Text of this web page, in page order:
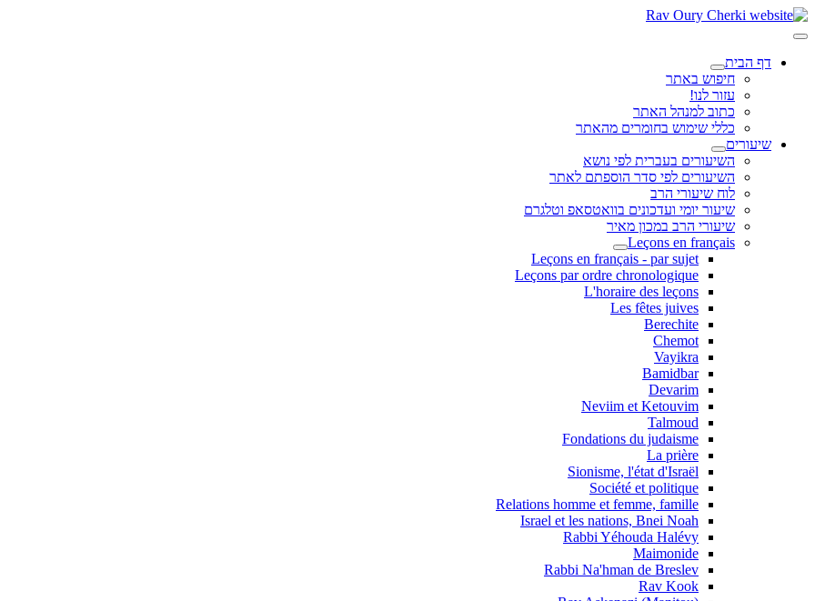
דף הבית
חיפוש באתר
עזור לנו!
כתוב למנהל האתר
כללי שימוש בחומרים מהאתר
שיעורים
השיעורים בעברית לפי נושא
השיעורים לפי סדר הוספתם לאתר
לוח שיעורי הרב
שיעור יומי ועדכונים בוואטסאפ וטלגרם
שיעורי הרב במכון מאיר
Leçons en français
Leçons en français - par sujet
Leçons par ordre chronologique
L'horaire des leçons
Les fêtes juives
Berechite
Chemot
Vayikra
Bamidbar
Devarim
Neviim et Ketouvim
Talmoud
Fondations du judaisme
La prière
Sionisme, l'état d'Israël
Société et politique
Relations homme et femme, famille
Israel et les nations, Bnei Noah
Rabbi Yéhouda Halévy
Maimonide
Rabbi Na'hman de Breslev
Rav Kook